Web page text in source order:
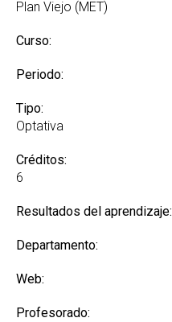
Plan Viejo (MET)
Curso:
Periodo:
Tipo:
Optativa
Créditos:
6
Resultados del aprendizaje:
Departamento:
Web:
Profesorado: